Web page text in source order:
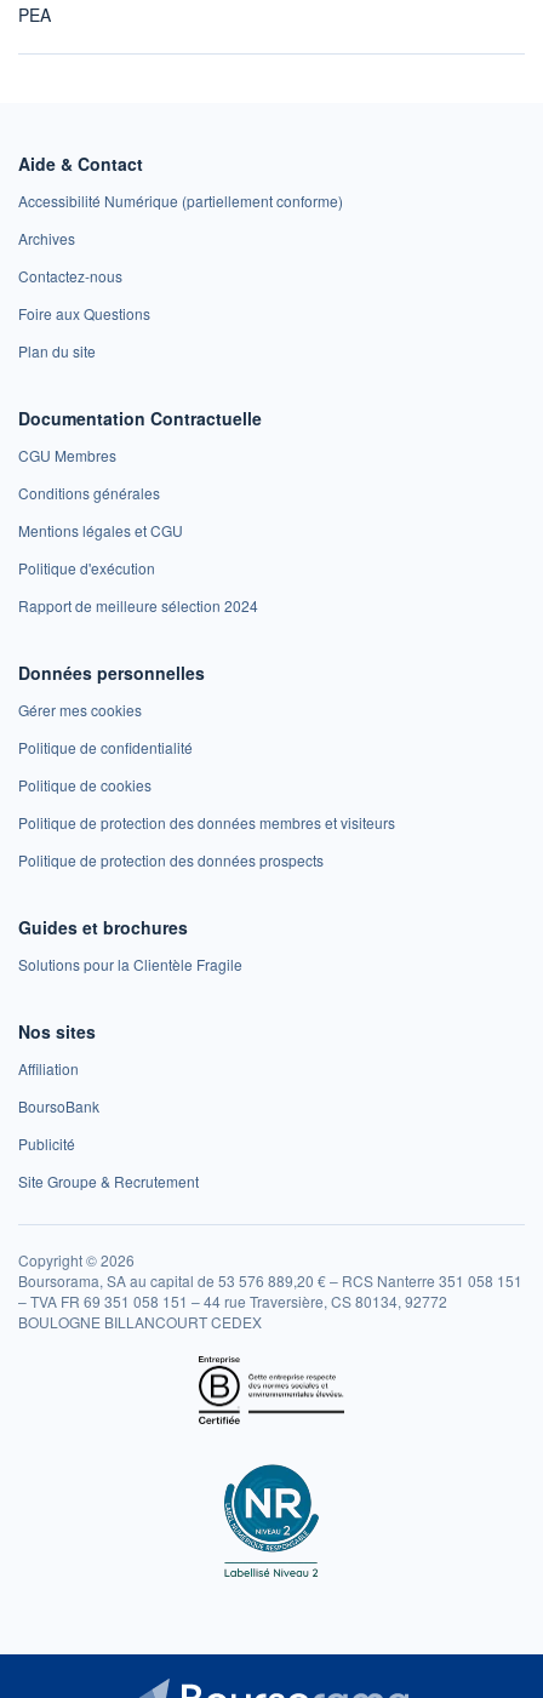
PEA
Aide & Contact
Accessibilité Numérique (partiellement conforme)
Archives
Contactez-nous
Foire aux Questions
Plan du site
Documentation Contractuelle
CGU Membres
Conditions générales
Mentions légales et CGU
Politique d'exécution
Rapport de meilleure sélection 2024
Données personnelles
Gérer mes cookies
Politique de confidentialité
Politique de cookies
Politique de protection des données membres et visiteurs
Politique de protection des données prospects
Guides et brochures
Solutions pour la Clientèle Fragile
Nos sites
Affiliation
BoursoBank
Publicité
Site Groupe & Recrutement
Copyright © 2026
Boursorama, SA au capital de 53 576 889,20 € – RCS Nanterre 351 058 151
– TVA FR 69 351 058 151 – 44 rue Traversière, CS 80134, 92772
BOULOGNE BILLANCOURT CEDEX